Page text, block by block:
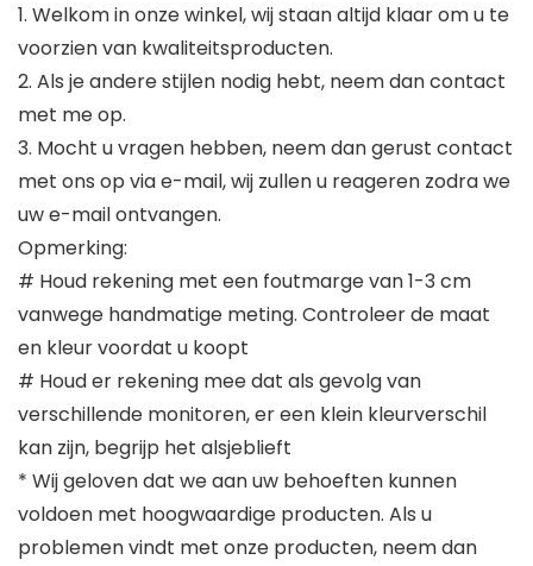
1. Welkom in onze winkel, wij staan altijd klaar om u te
voorzien van kwaliteitsproducten.
2. Als je andere stijlen nodig hebt, neem dan contact
met me op.
3. Mocht u vragen hebben, neem dan gerust contact
met ons op via e-mail, wij zullen u reageren zodra we
uw e-mail ontvangen.
Opmerking:
# Houd rekening met een foutmarge van 1-3 cm
vanwege handmatige meting. Controleer de maat
en kleur voordat u koopt
# Houd er rekening mee dat als gevolg van
verschillende monitoren, er een klein kleurverschil
kan zijn, begrijp het alsjeblieft
* Wij geloven dat we aan uw behoeften kunnen
voldoen met hoogwaardige producten. Als u
problemen vindt met onze producten, neem dan